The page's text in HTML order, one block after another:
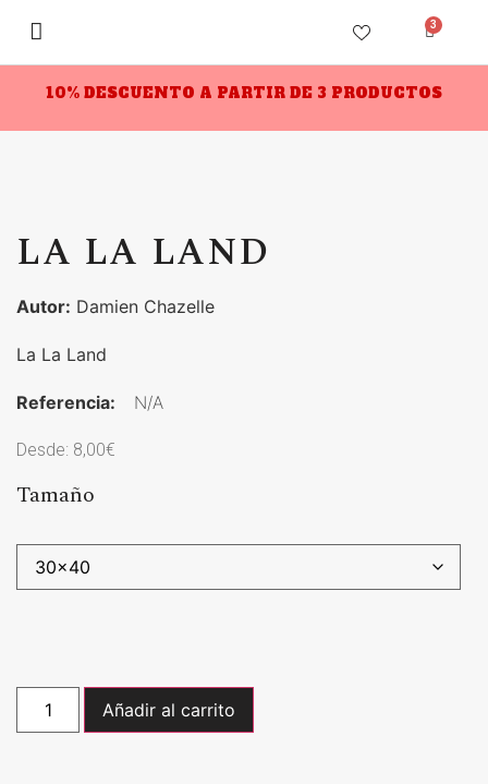
3
10% DESCUENTO A PARTIR DE 3 PRODUCTOS
LA LA LAND
Autor: Damien Chazelle
La La Land
Referencia: N/A
Desde: 8,00€
Tamaño
Añadir al carrito